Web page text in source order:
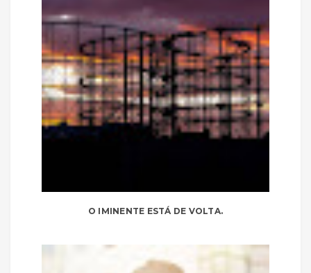
O IMINENTE ESTÁ DE VOLTA.